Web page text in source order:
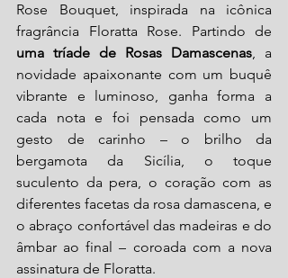
Rose Bouquet, inspirada na icônica
uma tríade de Rosas Damascenas, a
novidade apaixonante com um buquê
vibrante e luminoso, ganha forma a
cada nota e foi pensada como um
gesto de carinho – o brilho da
bergamota da Sicília, o toque
suculento da pera, o coração com as
diferentes facetas da rosa damascena, e
o abraço confortável das madeiras e do
âmbar ao final – coroada com a nova
assinatura de Floratta.